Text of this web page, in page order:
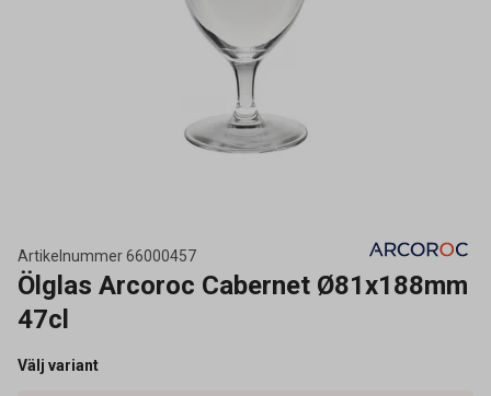
Artikelnummer66000457
Ölglas Arcoroc Cabernet Ø81x188mm
47cl
Välj variant